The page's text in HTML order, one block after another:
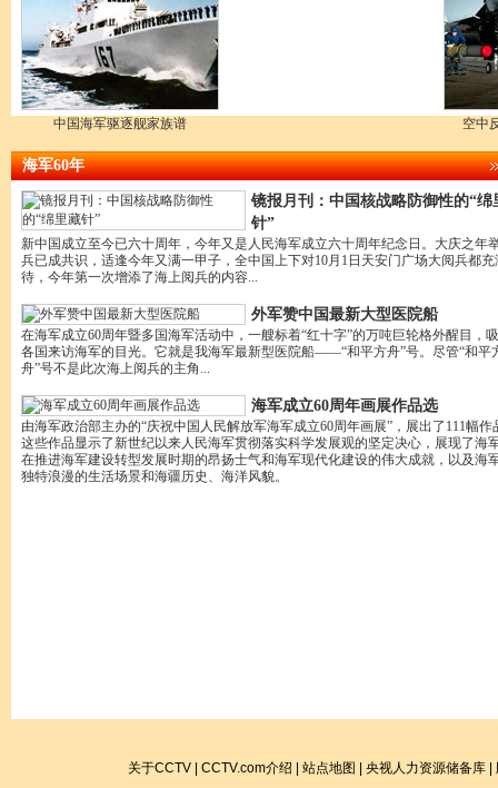
中国海军驱逐舰家族谱 空中
海军60年
镜报月刊：中国核战略防御性的“绵
针”
新中国成立至今已六十周年，今年又是人民海军成立六十周年纪念日。大庆之年
兵已成共识，适逢今年又满一甲子，全中国上下对10月1日天安门广场大阅兵都充
待，今年第一次增添了海上阅兵的内容...
外军赞中国最新大型医院船
在海军成立60周年暨多国海军活动中，一艘标着“红十字”的万吨巨轮格外醒目，
各国来访海军的目光。它就是我海军最新型医院船——“和平方舟”号。尽管“和平
舟”号不是此次海上阅兵的主角...
海军成立60周年画展作品选
由海军政治部主办的“庆祝中国人民解放军海军成立60周年画展”，展出了111幅作
这些作品显示了新世纪以来人民海军贯彻落实科学发展观的坚定决心，展现了海
在推进海军建设转型发展时期的昂扬士气和海军现代化建设的伟大成就，以及海
独特浪漫的生活场景和海疆历史、海洋风貌。
关于CCTV| CCTV.com介绍 | 站点地图 | 央视人力资源储备库|